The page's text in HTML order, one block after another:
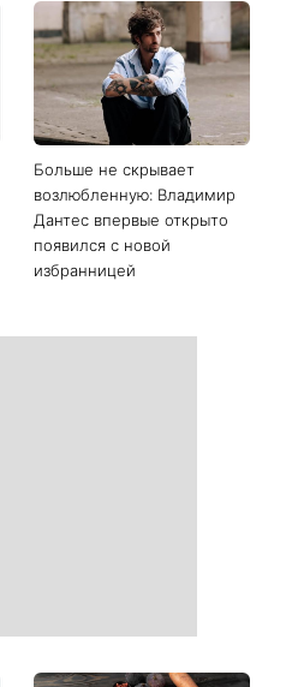
Больше не скрывает
возлюбленную: Владимир
Дантес впервые открыто
появился с новой
избранницей